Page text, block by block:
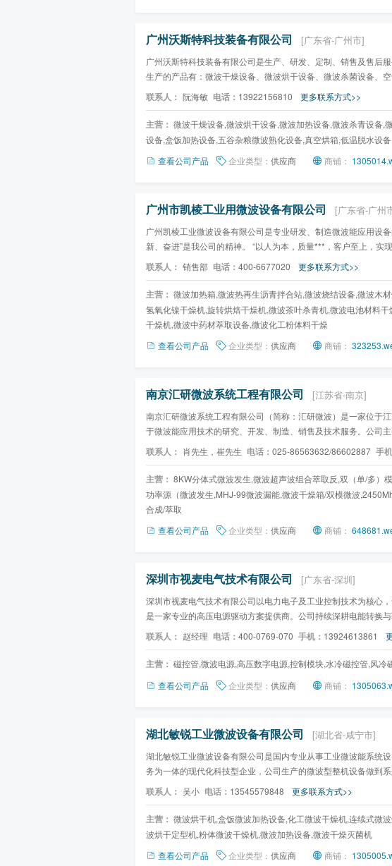
广州沃斯特科技装备有限公司 [广东省-广州市]
广州沃斯特科技装备有限公司是生产、研发、定制、销售及售后
生产的产品有：微波干燥设备、微波烘干设备、微波杀菌设备、
及清洗机、提升机、粉...
联系人： 阮海敏 电话： 13922156810 更多联系方式>>
主营： 微波干燥设备,微波烘干设备,微波加热设备,微波杀青设备,
设备,盒饭加热设备,五谷杂粮微波熟化设备,真空烘箱,低温脱水设备
查看公司产品
企业类型： 供应商 商铺：
广州市凯棱工业用微波设备有限公司 [广东省-广州
广州凯棱工业微波设备有限公司是专业研发、制造微波能应用设
新、奋进”是我公司的精神。 “以人为本，质量***，客户至上，实
牌，建强势企业”是...
联系人： 销售部 电话： 400-6677020 更多联系方式>>
主营： 微波加热箱,微波热再生沥青拌合站,微波烧结设备,微波木
氢氧化镍干燥机,旋转烘焙干燥机,微波茶叶杀青机,微波电池材料
干燥机,微波中药材萃取设备,微波化工粉体料干燥
查看公司产品
企业类型： 供应商 商铺：
南京汇研微波系统工程有限公司 [江苏省-南京]
南京汇研微波系统工程有限公司（简称：汇研微波）是一家位于
于微波能应用技术的研究、开发、制造、销售及技术服务。公司
域，提供从实验室微波仪...
联系人： 肖先生，崔先生 电话： 025-86563632/86602887 手
主营： 8KW分体式微波发生,微波超声波组合萃取反,双（单/多）
功率源（微波发生,MHJ-99微波漏能,微波干燥箱/双模微波
合成/萃取
查看公司产品
企业类型： 供应商 商铺：
深圳市视麦电气技术有限公司 [广东省-深圳]
深圳市视麦电气技术有限公司以电力电子及工业控制技术为核心
是一家专业的高压电源驱动方案提供商。公司持续深耕电能转换
字高压变频电源的核心...
联系人： 赵经理 电话： 400-0769-070 手机： 13924613861
主营： 磁控管,微波电源,高压数字电源,控制模块,水冷磁控管,风冷
查看公司产品
企业类型： 供应商 商铺：
湖北敏锐工业微波设备有限公司 [湖北省-咸宁市]
湖北敏锐工业微波设备有限公司是国内专业从事工业微波能系统
务为一体的现代化科技型企业，公司生产的微波型整机设备做到
医药、化工等多个领域...
联系人： 吴小 电话： 13545579848 更多联系方式>>
主营： 微波烘干机,盒饭微波加热设备,化工微波干燥机,连续式微
波烘干定型机,粉体微波干燥机,微波加热设备,微波干燥灭菌机
查看公司产品
企业类型： 供应商 商铺：